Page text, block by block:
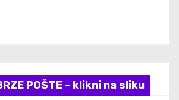
POŠTE - klikni na sliku